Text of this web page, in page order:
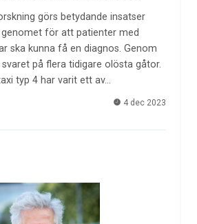
görs betydande insatser
för att patienter med
ska kunna få en diagnos. Genom
på flera tidigare olösta gåtor.
typ 4 har varit ett av…
4 dec 2023